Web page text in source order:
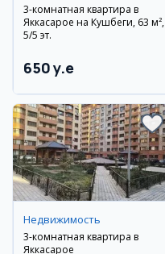
3-комнатная квартира в
Яккасарое на Кушбеги, 63 м²,
5/5 эт.
650 y.e
Недвижимость
3-комнатная квартира в
Яккасарое